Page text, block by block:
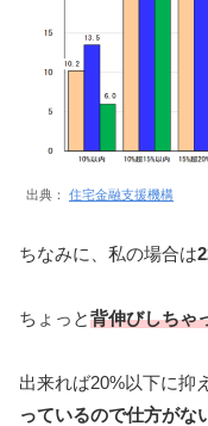
出典： 住宅金融支援機構
ちなみに、私の場合は
ちょっと背伸びしちゃ
出来れば20%以下に抑
っているので仕方がな